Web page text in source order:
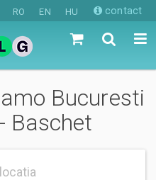
RO EN HU contact
Bucuresti
Baschet